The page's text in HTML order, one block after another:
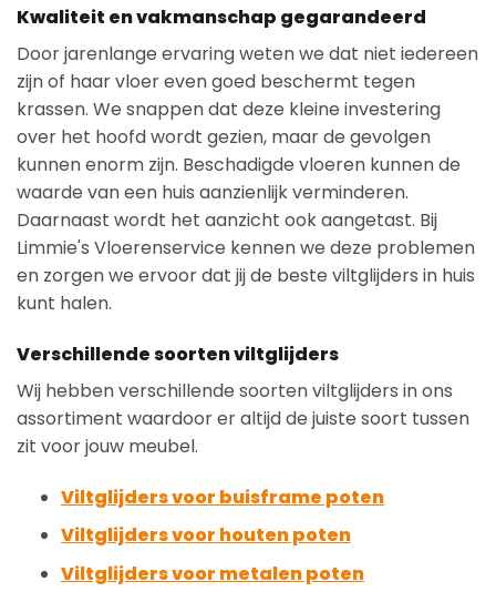
Kwaliteit en vakmanschap gegarandeerd
Door jarenlange ervaring weten we dat niet iedereen
zijn of haar vloer even goed beschermt tegen
krassen. We snappen dat deze kleine investering
over het hoofd wordt gezien, maar de gevolgen
kunnen enorm zijn. Beschadigde vloeren kunnen de
waarde van een huis aanzienlijk verminderen.
Daarnaast wordt het aanzicht ook aangetast. Bij
Limmie's Vloerenservice kennen we deze problemen
en zorgen we ervoor dat jij de beste viltglijders in huis
kunt halen.
Verschillende soorten viltglijders
Wij hebben verschillende soorten viltglijders in ons
assortiment waardoor er altijd de juiste soort tussen
zit voor jouw meubel.
Viltglijders voor buisframe poten
Viltglijders voor houten poten
Viltglijders voor metalen poten